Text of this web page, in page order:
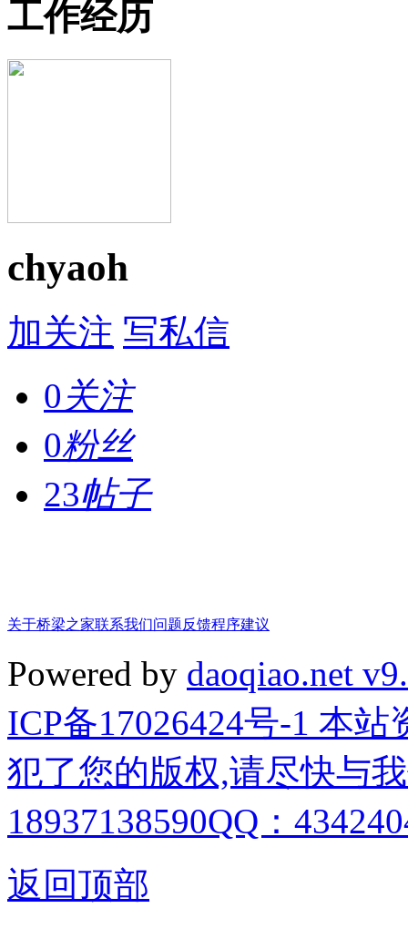
工作经历
chyaoh
加关注 写私信
0关注
0粉丝
23帖子
关于桥梁之家联系我们问题反馈程序建议
Powered by daoqiao.net
ICP备17026424号-1 本
犯了您的版权,请尽快与
18937138590QQ：
返回顶部